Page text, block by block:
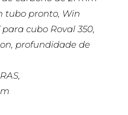
tubo pronto, Win
cubo Roval 350,
profundidade de